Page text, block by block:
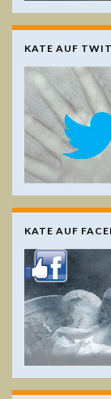
KATE AUF
KATE AUF